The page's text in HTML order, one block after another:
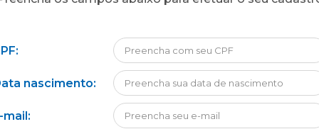
nascimento:
mail: